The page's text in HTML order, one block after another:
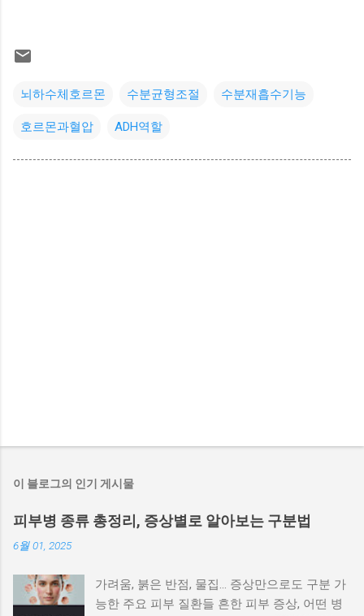
뇌하수체호르몬 수분균형조절 수분재흡수기능
호르몬과혈압 ADH역할
이 블로그의 인기 게시물
피부병 종류 총정리, 증상별로 알아보는 구분법
6월 01, 2025
가려움, 붉은 반점, 물집… 증상만으로도 구분 가
능한 주요 피부 질환들 흔한 피부 증상, 어떤 병